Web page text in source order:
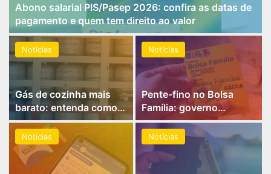
Abono salarial PIS/Pasep 2026: confira as datas de
pagamento e quem tem direito ao valor
Notícias
Gás de cozinha mais
barato: entenda como
funciona o pagamento
do benefício em 2026
Notícias
Pente-fino no Bolsa
Família: governo
anuncia revisão
cadastral profunda para
2026
Notícias Notícias